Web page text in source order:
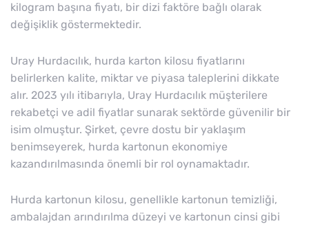
kilogram başına fiyatı, bir dizi faktöre bağlı olarak
değişiklik göstermektedir.
Uray Hurdacılık, hurda karton kilosu fiyatlarını
belirlerken kalite, miktar ve piyasa taleplerini dikkate
alır. 2023 yılı itibarıyla, Uray Hurdacılık müşterilere
rekabetçi ve adil fiyatlar sunarak sektörde güvenilir bir
isim olmuştur. Şirket, çevre dostu bir yaklaşım
benimseyerek, hurda kartonun ekonomiye
kazandırılmasında önemli bir rol oynamaktadır.
Hurda kartonun kilosu, genellikle kartonun temizliği,
ambalajdan arındırılma düzeyi ve kartonun cinsi gibi